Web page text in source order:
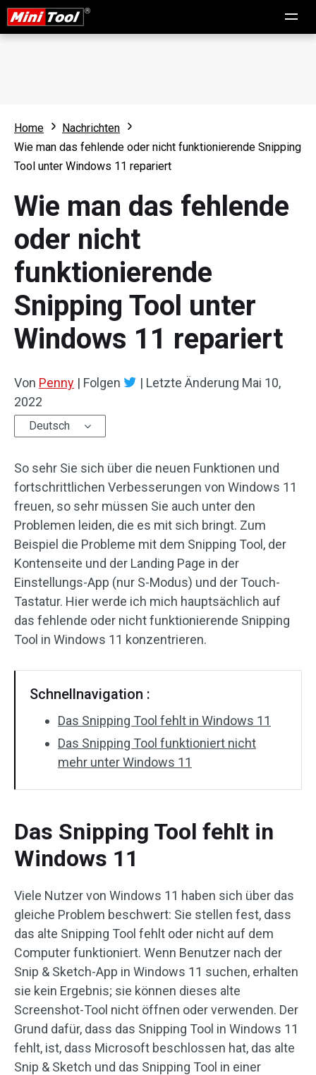
Home
Nachrichten
Wie man das fehlende oder nicht funktionierende Snipping
Tool unter Windows 11 repariert
Wie man das fehlende
oder nicht
funktionierende
Snipping Tool unter
Windows 11 repariert
Von Penny | Folgen | Letzte Änderung Mai 10,
2022
Deutsch
So sehr Sie sich über die neuen Funktionen und
fortschrittlichen Verbesserungen von Windows 11
freuen, so sehr müssen Sie auch unter den
Problemen leiden, die es mit sich bringt. Zum
Beispiel die Probleme mit dem Snipping Tool, der
Kontenseite und der Landing Page in der
Einstellungs-App (nur S-Modus) und der Touch-
Tastatur. Hier werde ich mich hauptsächlich auf
das fehlende oder nicht funktionierende Snipping
Tool in Windows 11 konzentrieren.
Schnellnavigation :
Das Snipping Tool fehlt in Windows 11
Das Snipping Tool funktioniert nicht
mehr unter Windows 11
Das Snipping Tool fehlt in
Windows 11
Viele Nutzer von Windows 11 haben sich über das
gleiche Problem beschwert: Sie stellen fest, dass
das alte Snipping Tool fehlt oder nicht auf dem
Computer funktioniert. Wenn Benutzer nach der
Snip & Sketch-App in Windows 11 suchen, erhalten
sie kein Ergebnis; sie können dieses alte
Screenshot-Tool nicht öffnen oder verwenden. Der
Grund dafür, dass das Snipping Tool in Windows 11
fehlt, ist, dass Microsoft beschlossen hat, das alte
Snip & Sketch und das Snipping Tool in einer